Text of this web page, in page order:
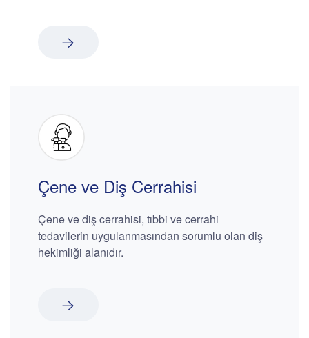
Çene ve Diş Cerrahisi
Çene ve diş cerrahisi, tıbbi ve cerrahi
tedavilerin uygulanmasından sorumlu olan diş
hekimliği alanıdır.